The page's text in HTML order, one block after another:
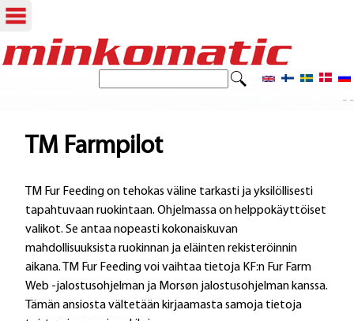
Hyppää
H
k
l
o
m
a
k
- -
TM Farmpilot
TM Fur Feeding on tehokas väline tarkasti ja yksilöllisesti
tapahtuvaan ruokintaan. Ohjelmassa on helppokäyttöiset
valikot. Se antaa nopeasti kokonaiskuvan
mahdollisuuksista ruokinnan ja eläinten rekisteröinnin
aikana. TM Fur Feeding voi vaihtaa tietoja KF:n Fur Farm
Web -jalostusohjelman ja Morsøn jalostusohjelman kanssa.
Tämän ansiosta vältetään kirjaamasta samoja tietoja